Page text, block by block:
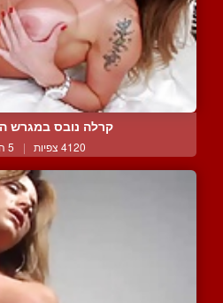
קרלה נובס במגרש
4120 צפיות | 5 המלצות